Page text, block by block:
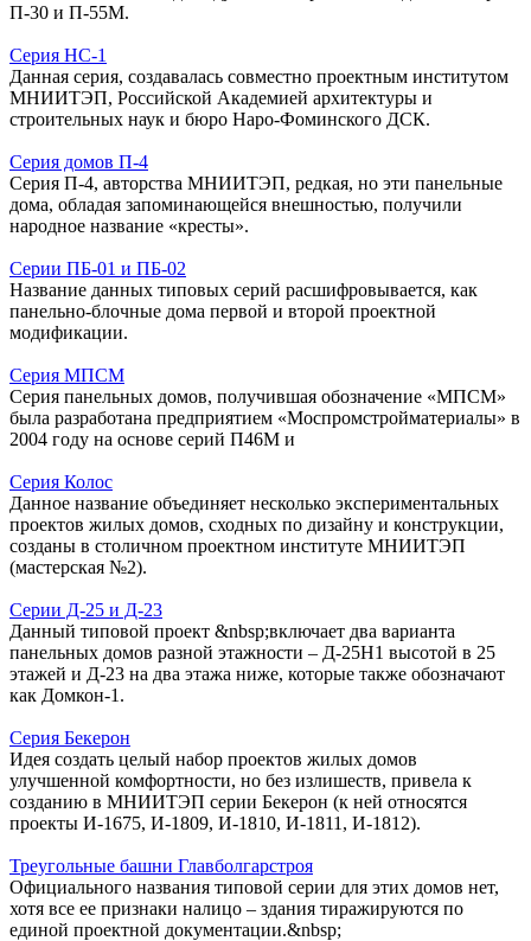
П-30 и П-55М.
Серия НС-1
Данная серия, создавалась совместно проектным институтом
МНИИТЭП, Российской Академией архитектуры и
строительных наук и бюро Наро-Фоминского ДСК.
Серия домов П-4
Серия П-4, авторства МНИИТЭП, редкая, но эти панельные
дома, обладая запоминающейся внешностью, получили
народное название «кресты».
Серии ПБ-01 и ПБ-02
Название данных типовых серий расшифровывается, как
панельно-блочные дома первой и второй проектной
модификации.
Серия МПСМ
Серия панельных домов, получившая обозначение «МПСМ»
была разработана предприятием «Моспромстройматериалы» в
2004 году на основе серий П46М и
Серия Колос
Данное название объединяет несколько экспериментальных
проектов жилых домов, сходных по дизайну и конструкции,
созданы в столичном проектном институте МНИИТЭП
(мастерская №2).
Серии Д-25 и Д-23
Данный типовой проект &nbsp;включает два варианта
панельных домов разной этажности – Д-25Н1 высотой в 25
этажей и Д-23 на два этажа ниже, которые также обозначают
как Домкон-1.
Серия Бекерон
Идея создать целый набор проектов жилых домов
улучшенной комфортности, но без излишеств, привела к
созданию в МНИИТЭП серии Бекерон (к ней относятся
проекты И-1675, И-1809, И-1810, И-1811, И-1812).
Треугольные башни Главболгарстроя
Официального названия типовой серии для этих домов нет,
хотя все ее признаки налицо – здания тиражируются по
единой проектной документации.&nbsp;